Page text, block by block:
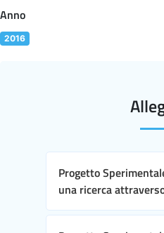
Anno
2016
Progetto
una ricerca